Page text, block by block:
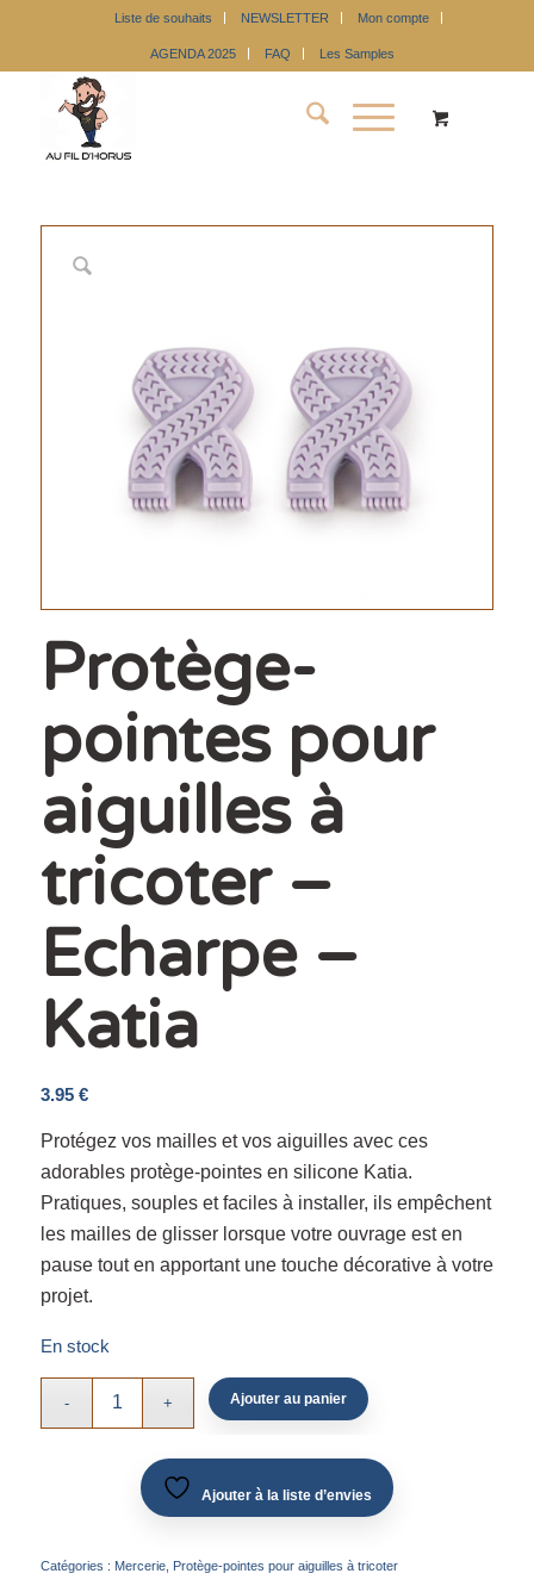
Liste de souhaits NEWSLETTER Mon compte
AGENDA 2025 FAQ Les Samples
Protège-
pointes pour
aiguilles à
tricoter –
Echarpe –
Katia
3.95 €
Protégez vos mailles et vos aiguilles avec ces
adorables protège-pointes en silicone Katia.
Pratiques, souples et faciles à installer, ils empêchent
les mailles de glisser lorsque votre ouvrage est en
pause tout en apportant une touche décorative à votre
projet.
En stock
Ajouter au panier
Ajouter à la liste d’envies
Catégories : Mercerie, Protège-pointes pour aiguilles à tricoter